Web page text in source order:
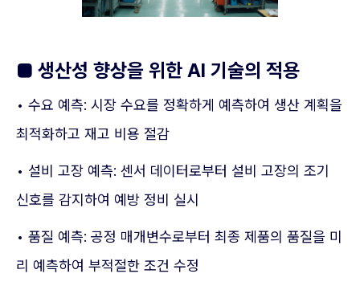
■ 생산성 향상을 위한 AI 기술의 적용
• 수요 예측: 시장 수요를 정확하게 예측하여 생산 계획을
최적화하고 재고 비용 절감
• 설비 고장 예측: 센서 데이터로부터 설비 고장의 조기
신호를 감지하여 예방 정비 실시
• 품질 예측: 공정 매개변수로부터 최종 제품의 품질을 미
리 예측하여 부적절한 조건 수정